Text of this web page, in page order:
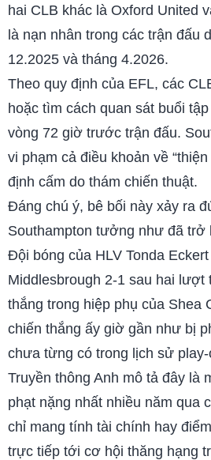
hai CLB khác là Oxford United
là nạn nhân trong các trận đấu
12.2025 và tháng 4.2026.
Theo quy định của EFL, các
hoặc tìm cách quan sát buổi
vòng 72 giờ trước trận đấu.
vi phạm cả điều khoản về
định cấm do thám chiến thuật.
Đáng chú ý, bê bối này xảy ra
Southampton tưởng như đã trở
Đội bóng của HLV Tonda
Middlesbrough 2-1 sau hai lượt
thắng trong hiệp phụ của Shea
chiến thắng ấy giờ gần như bị
chưa từng có trong lịch sử
Truyền thông Anh mô tả đây là
phạt nặng nhất nhiều năm qua
chỉ mang tính tài chính hay
trực tiếp tới cơ hội thăng hạng